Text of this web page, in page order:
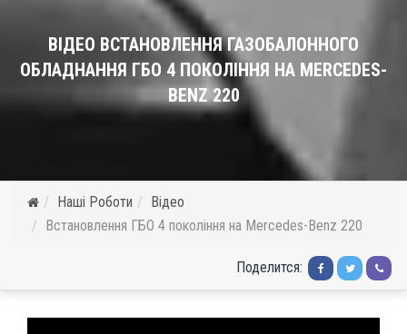
ВІДЕО ВСТАНОВЛЕННЯ ГАЗОБАЛОННОГО
ОБЛАДНАННЯ ГБО 4 ПОКОЛІННЯ НА MERCEDES-
BENZ 220
Наші Роботи
Відео
Встановлення ГБО 4 покоління на Mercedes-Benz 220
Поделится: